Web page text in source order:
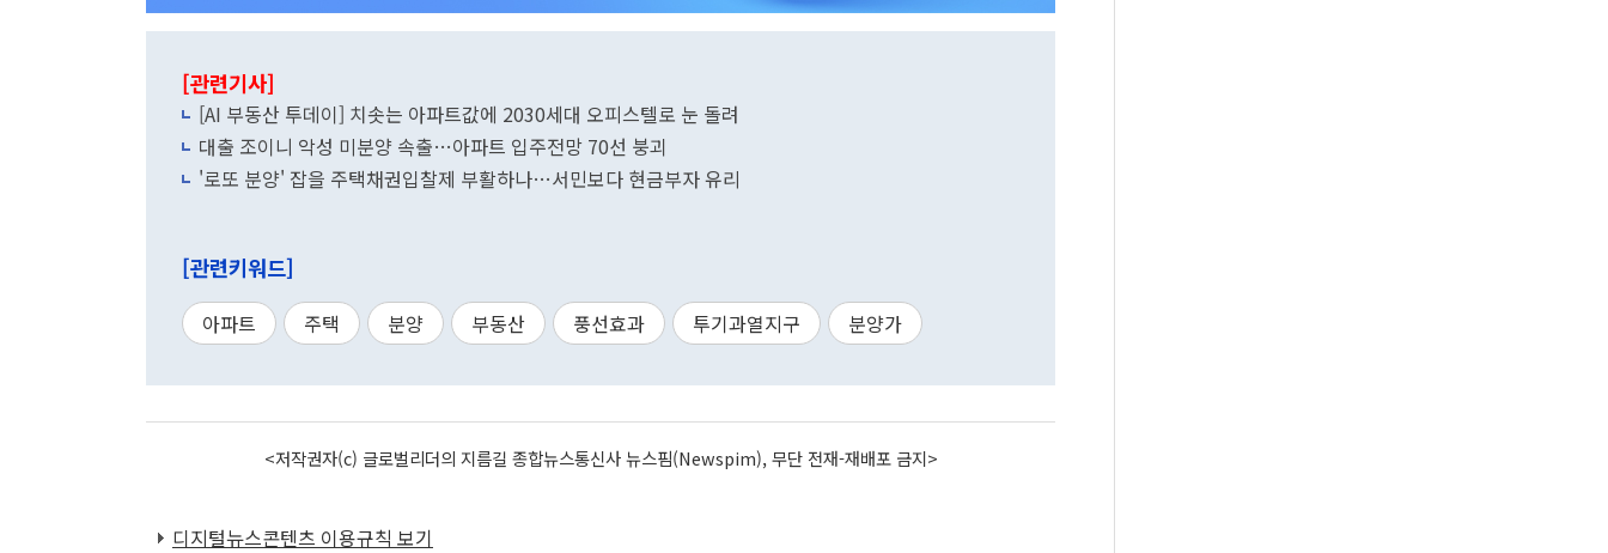
[관련기사]
[AI 부동산 투데이] 치솟는 아파트값에 2030세대 오피스텔로 눈 돌려
대출 조이니 악성 미분양 속출…아파트 입주전망 70선 붕괴
'로또 분양' 잡을 주택채권입찰제 부활하나…서민보다 현금부자 유리
[관련키워드]
아파트 주택 분양 부동산 풍선효과 투기과열지구 분양가
<저작권자(c) 글로벌리더의 지름길 종합뉴스통신사 뉴스핌(Newspim), 무단 전재-재배포 금지>
디지털뉴스콘텐츠 이용규칙 보기